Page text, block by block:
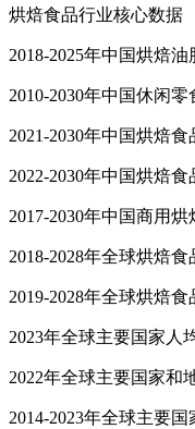
烘焙食品行业核心数据
2018-2025年中国烘焙
2010-2030年中国休闲
2021-2030年中国烘焙
2022-2030年中国烘焙
2017-2030年中国商用
2018-2028年全球烘焙
2019-2028年全球烘焙
2023年全球主要国家人
2022年全球主要国家和
2014-2023年全球主要